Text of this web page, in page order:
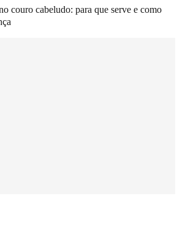
couro cabeludo: para que serve e como